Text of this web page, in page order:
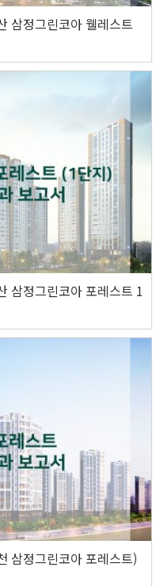
삼정그린코아 웰레스트
삼정그린코아 포레스트 1
삼정그린코아 포레스트)